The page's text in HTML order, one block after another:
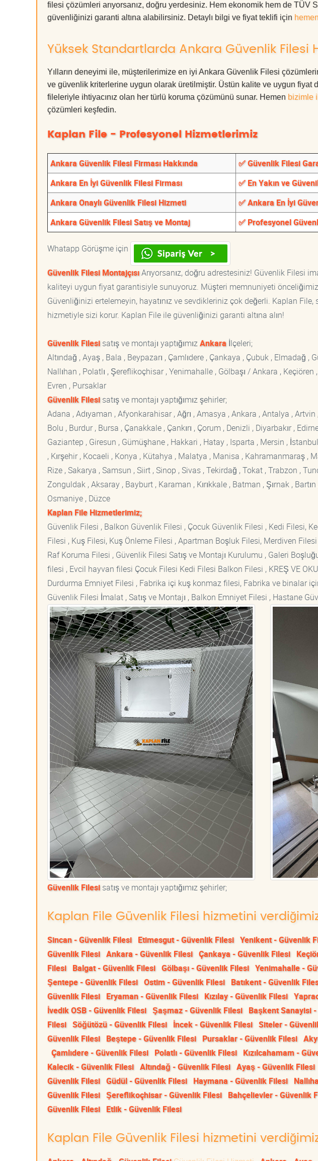
filesi çözümleri arıyorsanız, doğru yerdesiniz. Hem ekonomik hem de TÜV
güvenliğinizi garanti altına alabilirsiniz. Detaylı bilgi ve fiyat teklifi için
Yüksek Standartlarda Ankara Güvenlik Filesi
Yılların deneyimi ile, müşterilerimize en iyi Ankara Güvenlik Filesi
ve güvenlik kriterlerine uygun olarak üretilmiştir. Üstün kalite ve uygun fiyat
fileleriyle ihtiyacınız olan her türlü koruma çözümünü sunar. Hemen bizimle
çözümleri keşfedin.
Kaplan File - Profesyonel Hizmetlerimiz
Ankara Güvenlik Filesi Firması Hakkında
✅ Güvenlik Filesi
Ankara En İyi Güvenlik Filesi Firması
✅ En Yakın ve
Ankara Onaylı Güvenlik Filesi Hizmeti
✅ Ankara En İyi
Ankara Güvenlik Filesi Satış ve Montaj
✅ Profesyonel
Whatapp Görüşme için
Güvenlik Filesi MontajçısıArıyorsanız, doğru adrestesiniz! Güvenlik Filesi
kaliteyi uygun fiyat garantisiyle sunuyoruz. Müşteri memnuniyeti
Güvenliğinizi ertelemeyin, hayatınız ve sevdikleriniz çok değerli. Kaplan
hizmetiyle sizi korur. Kaplan File ile güvenliğinizi garanti altına alın!
Güvenlik Filesisatış ve montajı yaptığımızAnkara İlçeleri;
Altındağ , Ayaş , Bala , Beypazarı , Çamlıdere , Çankaya , Çubuk , Elmadağ ,
Nallıhan , Polatlı , Şereflikoçhisar , Yenimahalle , Gölbaşı / Ankara ,
Evren , Pursaklar
Güvenlik Filesisatış ve montajı yaptığımız şehirler;
Adana , Adıyaman , Afyonkarahisar , Ağrı , Amasya , Ankara , Antalya , Artvin
Bolu , Burdur , Bursa , Çanakkale , Çankırı , Çorum , Denizli , Diyarbakır ,
Gaziantep , Giresun , Gümüşhane , Hakkari , Hatay , Isparta , Mersin ,
, Kırşehir , Kocaeli , Konya , Kütahya , Malatya , Manisa , Kahramanmaraş ,
Rize , Sakarya , Samsun , Siirt , Sinop , Sivas , Tekirdağ , Tokat , Trabzon ,
Zonguldak , Aksaray , Bayburt , Karaman , Kırıkkale , Batman , Şırnak ,
Osmaniye , Düzce
Kaplan File Hizmetlerimiz;
Güvenlik Filesi , Balkon Güvenlik Filesi , Çocuk Güvenlik Filesi , Kedi Filesi,
Filesi , Kuş Filesi, Kuş Önleme Filesi , Apartman Boşluk Filesi, Merdiven
Raf Koruma Filesi , Güvenlik Filesi Satış ve Montajı Kurulumu , Galeri
filesi , Evcil hayvan filesi Çocuk Filesi Kedi Filesi Balkon Filesi , KREŞ VE
Durdurma Emniyet Filesi , Fabrika içi kuş konmaz filesi, Fabrika ve binalar
Güvenlik Filesi İmalat , Satış ve Montajı , Balkon Emniyet Filesi , Hastane
Güvenlik Filesisatış ve montajı yaptığımız şehirler;
Kaplan File Güvenlik Filesi hizmetini
Sincan - Güvenlik Filesi Etimesgut - Güvenlik Filesi Yenikent - Güvenlik
Güvenlik Filesi Ankara - Güvenlik Filesi Çankaya - Güvenlik Filesi
Filesi Balgat - Güvenlik Filesi Gölbaşı - Güvenlik Filesi Yenimahalle -
Şentepe - Güvenlik Filesi Ostim - Güvenlik Filesi Batıkent - Güvenlik
Güvenlik Filesi Eryaman - Güvenlik Filesi Kızılay - Güvenlik Filesi
İvedik OSB - Güvenlik Filesi Şaşmaz - Güvenlik Filesi Başkent Sanayisi
Filesi Söğütözü - Güvenlik Filesi İncek - Güvenlik Filesi Siteler -
Güvenlik Filesi Beştepe - Güvenlik Filesi Pursaklar - Güvenlik Filesi
Çamlıdere - Güvenlik Filesi Polatlı - Güvenlik Filesi Kızılcahamam -
Kalecik - Güvenlik Filesi Altındağ - Güvenlik Filesi Ayaş - Güvenlik Filesi
Güvenlik Filesi Güdül - Güvenlik Filesi Haymana - Güvenlik Filesi
Güvenlik Filesi Şereflikoçhisar - Güvenlik Filesi Bahçelievler - Güvenlik
Güvenlik Filesi Etlik - Güvenlik Filesi
Kaplan File Güvenlik Filesi hizmetini